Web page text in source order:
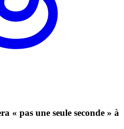
« pas une seule seconde » à